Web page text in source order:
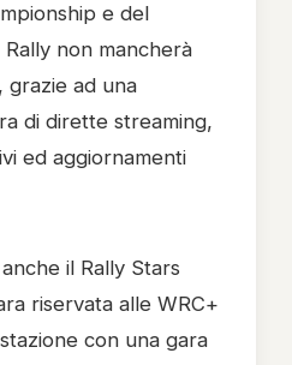
e del
non mancherà
grazie ad una
di dirette streaming,
ed aggiornamenti
il Rally Stars
riservata alle WRC+
con una gara